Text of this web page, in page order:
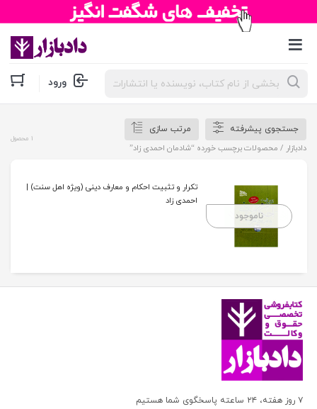
جستجوی
محصولات ورود
جستجوی پیشرفته
مرتب سازی
دادبازار / محصولات برچسب خورده “شادمان احمدی زاد”
1 محصول
ناموجود
تکرار و تثبیت احکام و معارف دینی (ویژه اهل سنت) |
احمدی زاد
۷ روز هفته، ۲۴ ساعته پاسخگوی شما هستیم